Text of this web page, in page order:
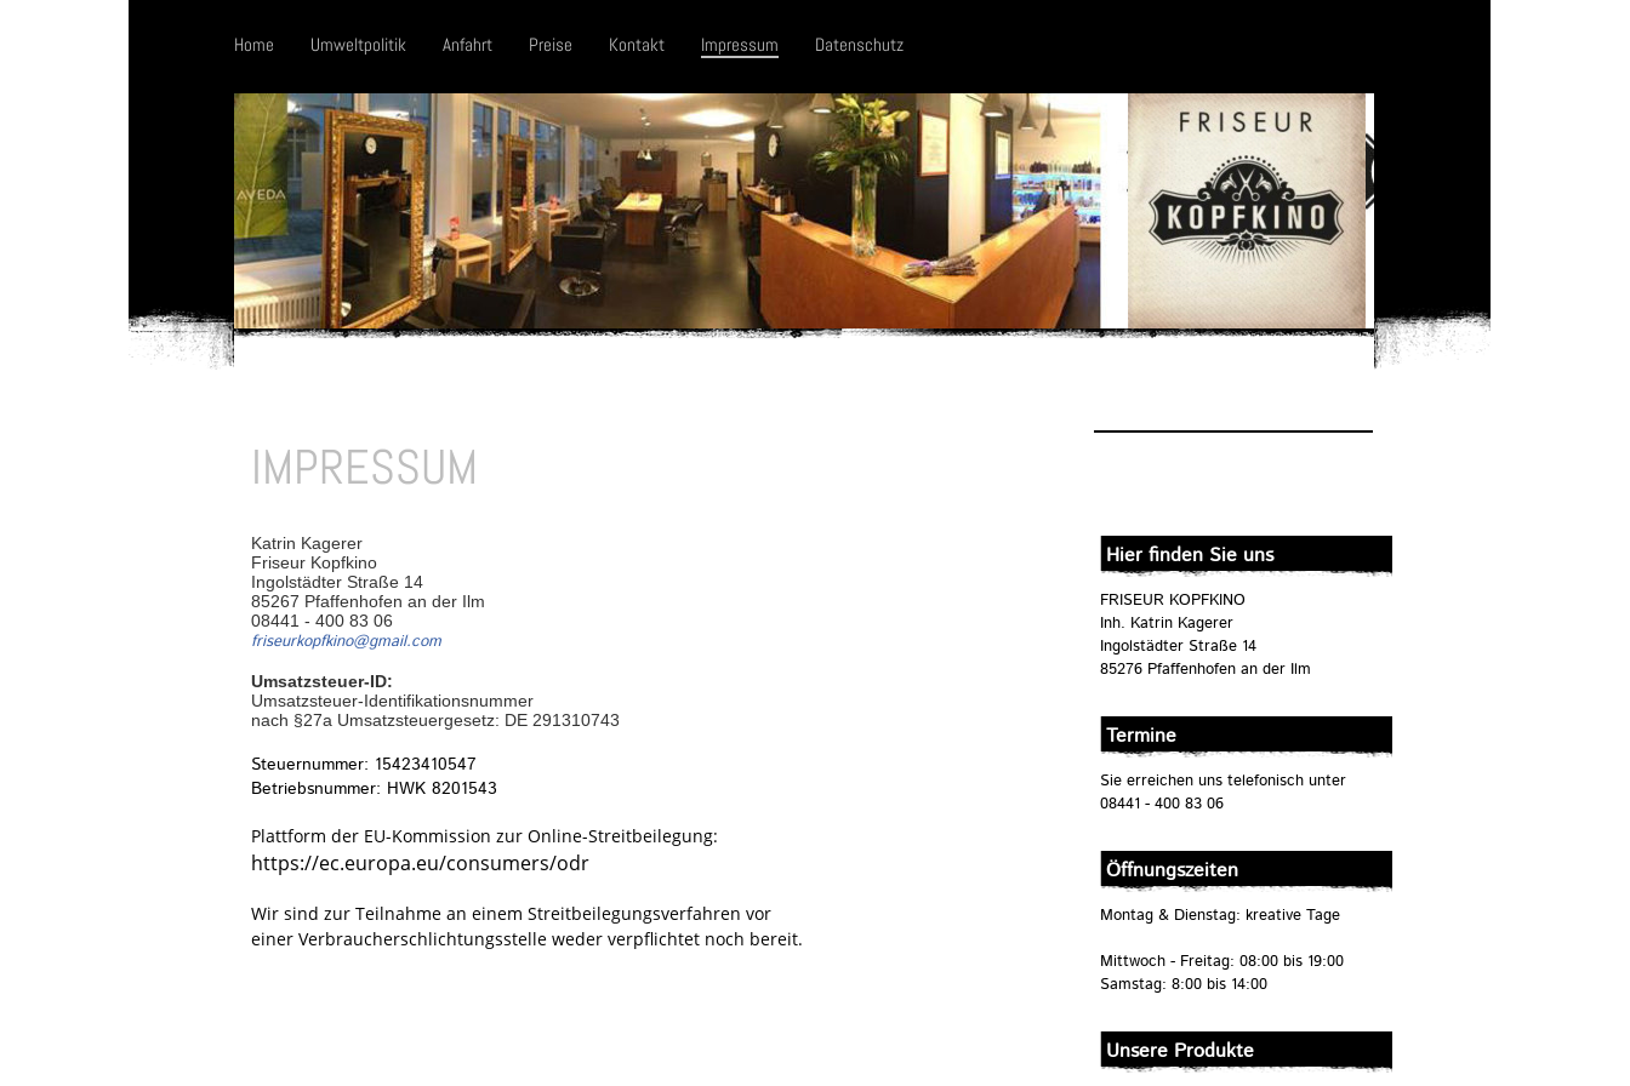
Home Umweltpolitik Anfahrt Preise Kontakt Impressum Datenschutz
IMPRESSUM
Katrin Kagerer
Friseur Kopfkino
Ingolstädter Straße 14
85267 Pfaffenhofen an der Ilm
08441 - 400 83 06
friseurkopfkino@gmail.com
Umsatzsteuer-ID:
Umsatzsteuer-Identifikationsnummer
nach §27a Umsatzsteuergesetz: DE 291310743
Steuernummer: 15423410547
Betriebsnummer: HWK 8201543
Plattform der EU-Kommission zur Online-Streitbeilegung:
https://ec.europa.eu/consumers/odr
Wir sind zur Teilnahme an einem Streitbeilegungsverfahren vor
einer Verbraucherschlichtungsstelle weder verpflichtet noch bereit.
Hier finden Sie uns
FRISEUR KOPFKINO
Inh. Katrin Kagerer
Ingolstädter Straße 14
85276 Pfaffenhofen an der Ilm
Termine
Sie erreichen uns telefonisch unter
08441 - 400 83 06
Öffnungszeiten
Montag & Dienstag: kreative Tage
Mittwoch - Freitag: 08:00 bis 19:00
Samstag: 8:00 bis 14:00
Unsere Produkte